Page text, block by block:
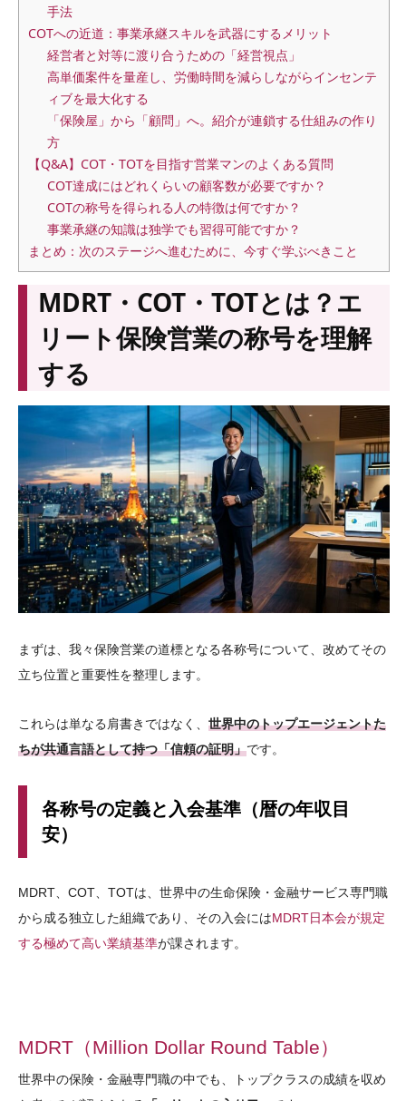
手法
COTへの近道：事業承継スキルを武器にするメリット
経営者と対等に渡り合うための「経営視点」
高単価案件を量産し、労働時間を減らしながらインセンテ
ィブを最大化する
「保険屋」から「顧問」へ。紹介が連鎖する仕組みの作り
方
【Q&A】COT・TOTを目指す営業マンのよくある質問
COT達成にはどれくらいの顧客数が必要ですか？
COTの称号を得られる人の特徴は何ですか？
事業承継の知識は独学でも習得可能ですか？
まとめ：次のステージへ進むために、今すぐ学ぶべきこと
MDRT・COT・TOTとは？エ
リート保険営業の称号を理解
する
まずは、我々保険営業の道標となる各称号について、改めてその
立ち位置と重要性を整理します。
これらは単なる肩書きではなく、 世界中のトップエージェントた
ちが共通言語として持つ「信頼の証明」です。
各称号の定義と入会基準（暦の年収目
安）
MDRT、COT、TOTは、世界中の生命保険・金融サービス専門職
から成る独立した組織であり、その入会にはMDRT日本会が規定
する極めて高い業績基準が課されます。
MDRT（Million Dollar Round Table）
世界中の保険・金融専門職の中でも、トップクラスの成績を収め